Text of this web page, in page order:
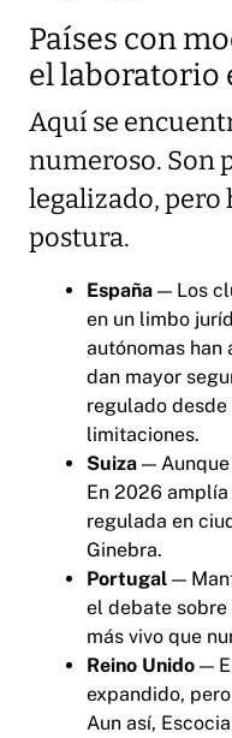
Países con
el laboratorio
Aquí se
numeroso. Son
legalizado,
postura.
España — Los
en un limbo
autónomas han
dan mayor
regulado
limitaciones.
Suiza — Aunque
En 2026
regulada en
Ginebra.
Portugal —
el debate
más vivo que
Reino Unido —
expandido,
Aun así,